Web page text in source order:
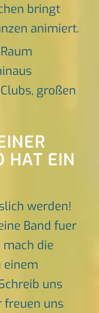
bringt
animiert.
großen
HAT EIN
werden!
Band fuer
die
einem
uns
freuen uns